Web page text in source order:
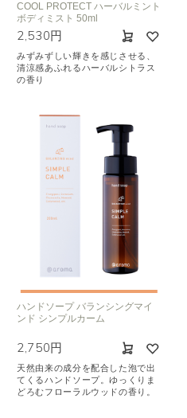
COOL PROTECT ハーバルミント
ボディミスト 50ml
2,530円
みずみずしい輝きを感じさせる、
清涼感あふれるハーバルシトラス
の香り
ハンドソープ バランシングマイ
ンド シンプルカーム
2,750円
天然由来の成分を配合した泡で出
てくるハンドソープ。ゆっくりま
どろむフローラルウッドの香り。